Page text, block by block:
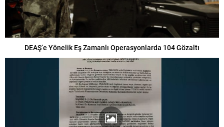
DEAŞ’e Yönelik Eş Zamanlı Operasyonlarda 104 Gözaltı